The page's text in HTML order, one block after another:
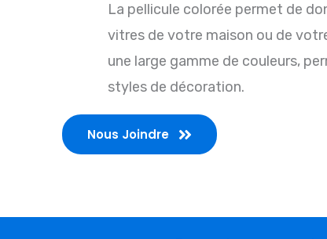
La pellicule colorée permet de
vitres de votre maison ou de
une large gamme de couleurs,
styles de décoration.
Nous Joindre